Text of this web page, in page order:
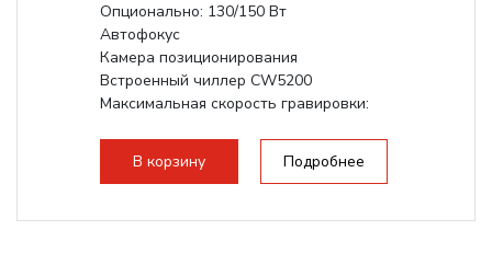
Опционально: 130/150 Вт
Автофокус
Камера позиционирования
Встроенный чиллер CW5200
Максимальная скорость гравировки:
140мм,...
В корзину Подробнее